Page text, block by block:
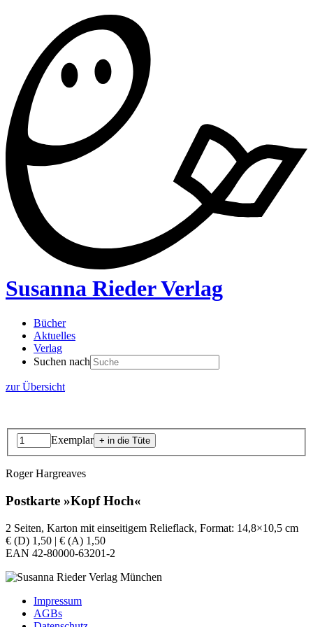
Susanna Rieder Verlag
Bücher
Aktuelles
Verlag
Suchen nach
zur Übersicht
Exemplar
Roger Hargreaves
Postkarte »Kopf Hoch«
2 Seiten, Karton mit einseitigem Relieflack, Format: 14,8×10,5 cm
€ (D) 1,50 | € (A) 1,50
EAN 42-80000-63201-2
Impressum
AGBs